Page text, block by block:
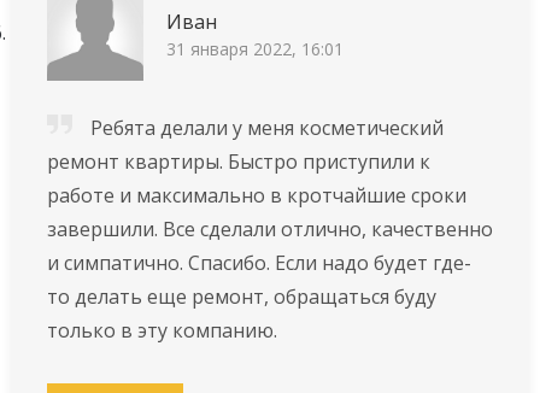
Иван
31 января 2022, 16:01
Ребята делали у меня косметический
ремонт квартиры. Быстро приступили к
работе и максимально в кротчайшие сроки
завершили. Все сделали отлично, качественно
и симпатично. Спасибо. Если надо будет где-
то делать еще ремонт, обращаться буду
только в эту компанию.